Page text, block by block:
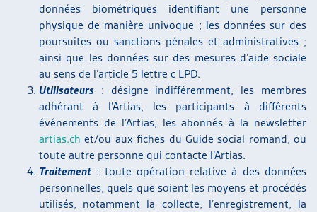
données biométriques identifiant une personne
physique de manière univoque ; les données sur des
poursuites ou sanctions pénales et administratives ;
ainsi que les données sur des mesures d’aide sociale
au sens de l’article 5 lettre c LPD.
Utilisateurs : désigne indifféremment, les membres
adhérant à l’Artias, les participants à différents
événements de l’Artias, les abonnés à la newsletter
artias.ch et/ou aux fiches du Guide social romand, ou
toute autre personne qui contacte l’Artias.
Traitement : toute opération relative à des données
personnelles, quels que soient les moyens et procédés
utilisés, notamment la collecte, l’enregistrement, la